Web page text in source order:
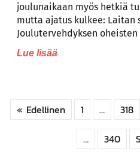
joulunaikaan myös hetkiä
mutta ajatus kulkee: Laitan
Joulutervehdyksen
Lue lisää
« Edellinen 1 … 318
… 340